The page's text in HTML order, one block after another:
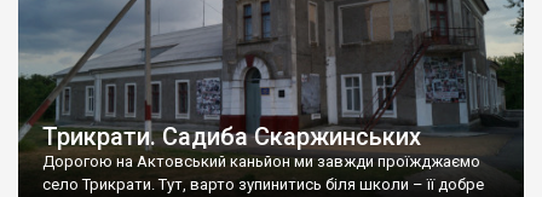
Трикрати. Садиба Скаржинських
Дорогою на Актовський каньйон ми завжди проїжджаємо
село Трикрати. Тут, варто зупинитись біля школи – її добре